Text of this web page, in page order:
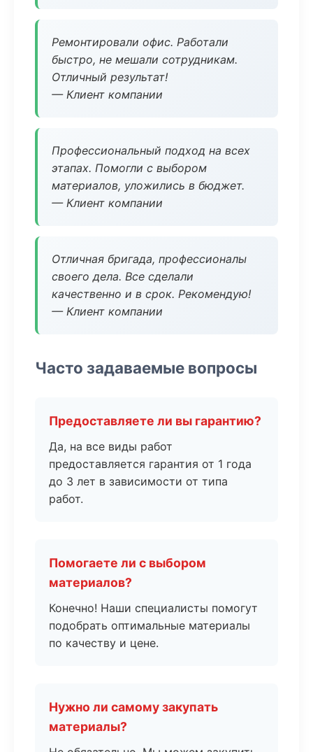
Ремонтировали офис. Работали
быстро, не мешали сотрудникам.
Отличный результат!
— Клиент компании
Профессиональный подход на всех
этапах. Помогли с выбором
материалов, уложились в бюджет.
— Клиент компании
Отличная бригада, профессионалы
своего дела. Все сделали
качественно и в срок. Рекомендую!
— Клиент компании
Часто задаваемые вопросы
Предоставляете ли вы гарантию?
Да, на все виды работ
предоставляется гарантия от 1 года
до 3 лет в зависимости от типа
работ.
Помогаете ли с выбором
материалов?
Конечно! Наши специалисты помогут
подобрать оптимальные материалы
по качеству и цене.
Нужно ли самому закупать
материалы?